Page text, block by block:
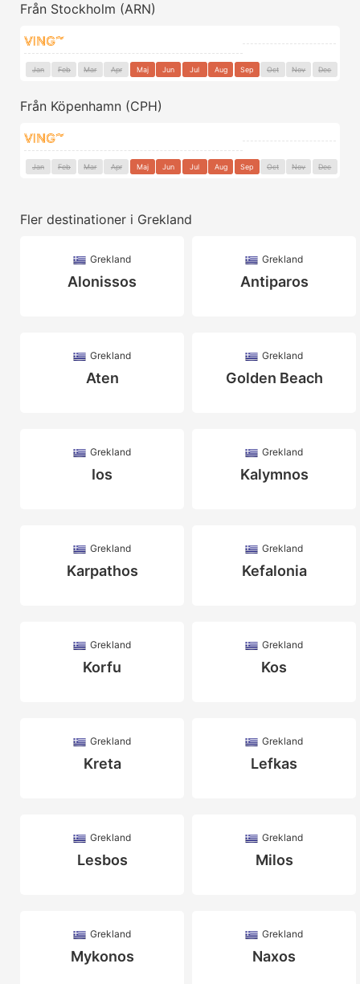
Från Stockholm (ARN)
Jan Feb Mar Apr Maj Jun Jul Aug Sep Oct Nov Dec
Från Köpenhamn (CPH)
Jan Feb Mar Apr Maj Jun Jul Aug Sep Oct Nov Dec
Fler destinationer i Grekland
Grekland
Alonissos
Grekland
Antiparos
Grekland
Aten
Grekland
Golden Beach
Grekland
Ios
Grekland
Kalymnos
Grekland
Karpathos
Grekland
Kefalonia
Grekland
Korfu
Grekland
Kos
Grekland
Kreta
Grekland
Lefkas
Grekland
Lesbos
Grekland
Milos
Grekland
Mykonos
Grekland
Naxos